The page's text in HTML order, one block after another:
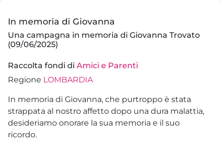
In memoria di Giovanna
Una campagna in memoria di Giovanna Trovato
(09/06/2025)
Raccolta fondi di Amici e Parenti
Regione LOMBARDIA
In memoria di Giovanna, che purtroppo è stata
strappata al nostro affetto dopo una dura malattia,
desideriamo onorare la sua memoria e il suo
ricordo.